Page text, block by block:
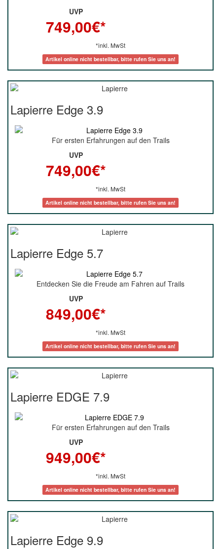
UVP
749,00€*
*inkl. MwSt
Artikel online nicht bestellbar, bitte rufen Sie uns an!
Lapierre Edge 3.9
Für ersten Erfahrungen auf den Trails
UVP
749,00€*
*inkl. MwSt
Artikel online nicht bestellbar, bitte rufen Sie uns an!
Lapierre Edge 5.7
Entdecken Sie die Freude am Fahren auf Trails
UVP
849,00€*
*inkl. MwSt
Artikel online nicht bestellbar, bitte rufen Sie uns an!
Lapierre EDGE 7.9
Für ersten Erfahrungen auf den Trails
UVP
949,00€*
*inkl. MwSt
Artikel online nicht bestellbar, bitte rufen Sie uns an!
Lapierre Edge 9.9